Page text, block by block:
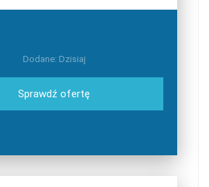
Dodane: Dzisiaj
Sprawdź ofertę